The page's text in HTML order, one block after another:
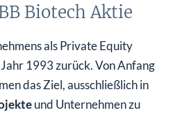
Biotech Aktie
als Private Equity
1993 zurück. Von Anfang
das Ziel, ausschließlich in
und Unternehmen zu